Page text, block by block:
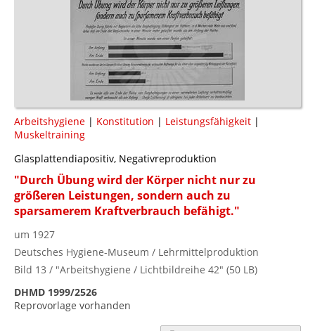
Arbeitshygiene | Konstitution | Leistungsfähigkeit |
Muskeltraining
Glasplattendiapositiv, Negativreproduktion
"Durch Übung wird der Körper nicht nur zu
größeren Leistungen, sondern auch zu
sparsamerem Kraftverbrauch befähigt."
um 1927
Deutsches Hygiene-Museum / Lehrmittelproduktion
Bild 13 / "Arbeitshygiene / Lichtbildreihe 42" (50 LB)
DHMD 1999/2526
Reprovorlage vorhanden